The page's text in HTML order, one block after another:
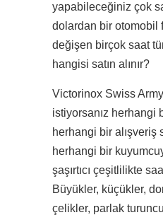
yapabileceğiniz çok
dolardan bir otomobil
değişen birçok saat
hangisi satın alınır?
Victorinox Swiss
istiyorsanız herhangi
herhangi bir alışveriş
herhangi bir
şaşırtıcı çeşitlilikte
Büyükler, küçükler,
çelikler, parlak